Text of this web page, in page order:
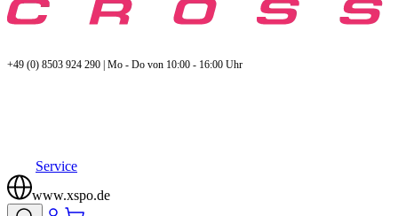
+49 (0) 8503 924 290 | Mo - Do von 10:00 - 16:00 Uhr
Service
www.xspo.de